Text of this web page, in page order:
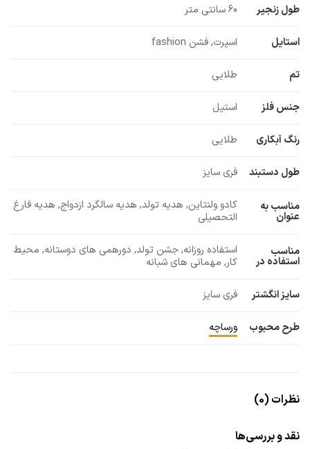
طول زنجیر 60 سانتی متر
استایل اسپرت, فشن fashion
تم طلایی
جنس فلز استیل
رنگ آبکاری طلایی
طول دستبند فری سایز
مناسب به
عنوان
کادو ولنتاین, هدیه تولد, هدیه سالگرد ازدواج, هدیه فارغ
التحصیلی
مناسب
استفاده در
استفاده روزانه, جشن تولد, دورهمی های دوستانه, محیط
کار, مهمانی های شبانه
سایز انگشتر فری سایز
طرح محبوب ورساچه
نظرات (0)
نقد و بررسی‌ها